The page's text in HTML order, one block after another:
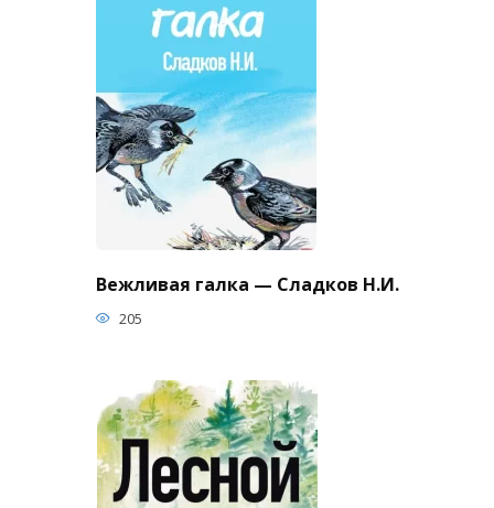
Вежливая галка — Сладков Н.И.
205